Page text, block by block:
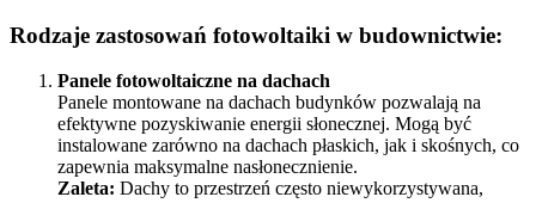
Rodzaje zastosowań fotowoltaiki w budownictwie:
Panele fotowoltaiczne na dachach
Panele montowane na dachach budynków pozwalają na
efektywne pozyskiwanie energii słonecznej. Mogą być
instalowane zarówno na dachach płaskich, jak i skośnych, co
zapewnia maksymalne nasłonecznienie.
Zaleta: Dachy to przestrzeń często niewykorzystywana,